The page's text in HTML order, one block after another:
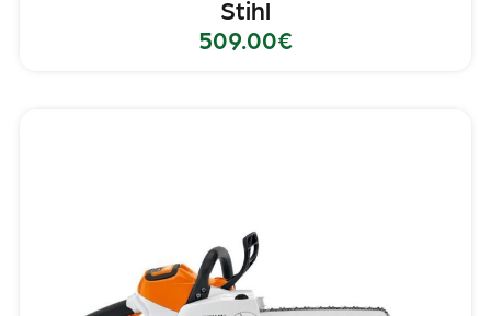
Stihl
509.00€